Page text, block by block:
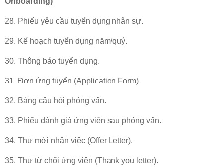
28. Phiếu yêu cầu tuyển dụng nhân sự.
29. Kế hoạch tuyển dụng năm/quý.
30. Thông báo tuyển dụng.
31. Đơn ứng tuyển (Application Form).
32. Bảng câu hỏi phỏng vấn.
33. Phiếu đánh giá ứng viên sau phỏng vấn.
34. Thư mời nhận việc (Offer Letter).
35. Thư từ chối ứng viên (Thank you letter).